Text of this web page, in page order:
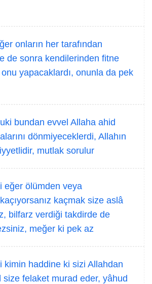
onların her tarafından
de sonra kendilerinden fitne
yapacaklardı, onunla da pek
bundan evvel Allaha ahid
dönmiyeceklerdi, Allahın
mutlak sorulur
eğer ölümden veya
kaçmak size aslâ
bilfarz verdiği takdirde de
meğer ki pek az
kimin haddine ki sizi Allahdan
size felaket murad eder, yâhud